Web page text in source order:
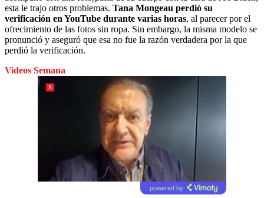
esta le trajo otros problemas. Tana Mongeau perdió su
verificación en YouTube durante varias horas, al parecer por el
ofrecimiento de las fotos sin ropa. Sin embargo, la misma modelo se
pronunció y aseguró que esa no fue la razón verdadera por la que
perdió la verificación.
Videos Semana
powered by